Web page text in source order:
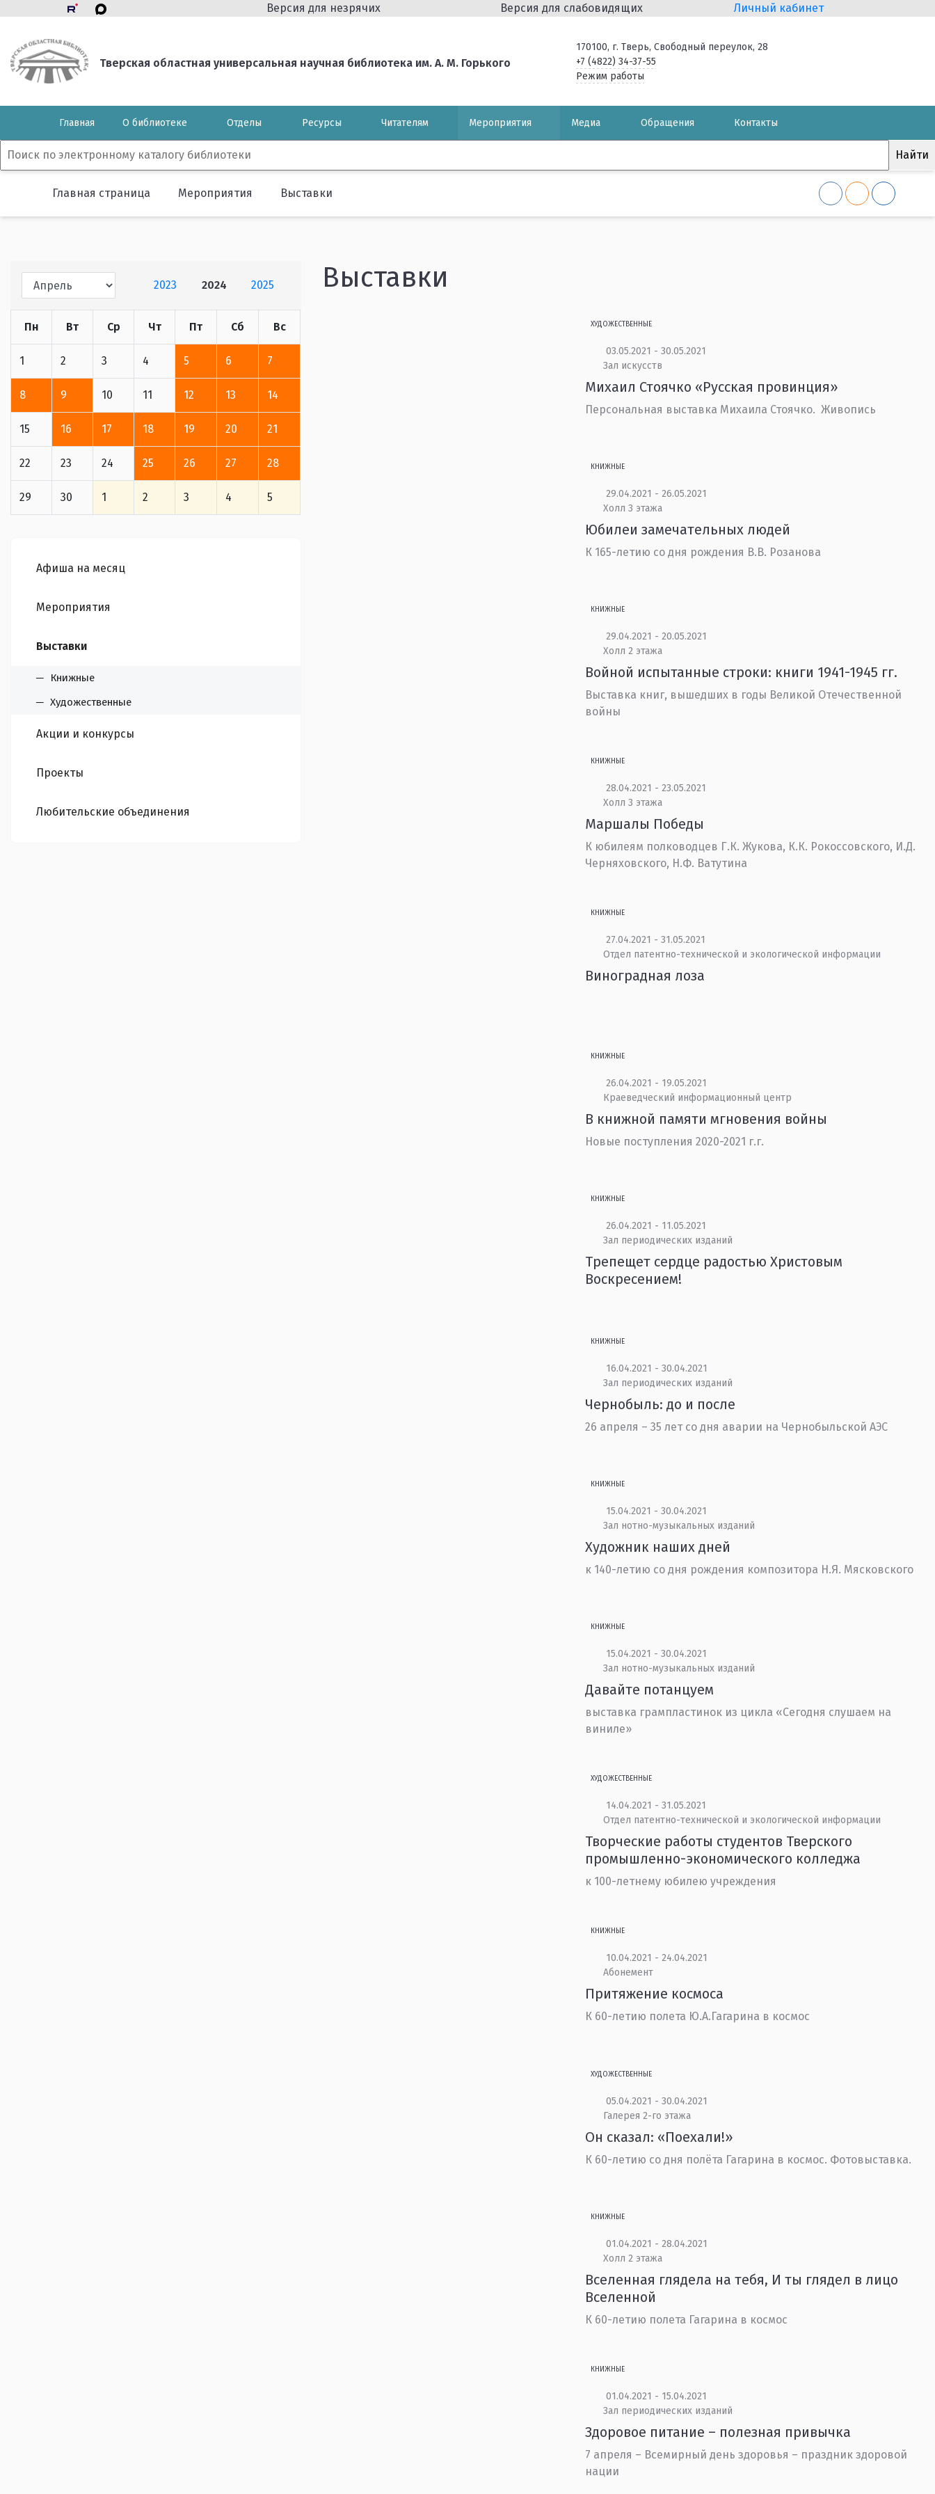
Версия для незрячих Версия для слабовидящих Личный кабинет
Тверская областная универсальная научная библиотека им. А. М. Горького
170100, г. Тверь, Свободный переулок, 28
+7 (4822) 34-37-55
Режим работы
Главная О библиотеке Отделы Ресурсы Читателям Мероприятия Медиа Обращения Контакты
Главная страница Мероприятия Выставки
2023 2024 2025
Пн Вт Ср Чт Пт Сб Вс
1 2 3 4 5 6 7
8 9 10 11 12 13 14
15 16 17 18 19 20 21
22 23 24 25 26 27 28
29 30 1 2 3 4 5
Афиша на месяц
Мероприятия
Выставки
Книжные
Художественные
Акции и конкурсы
Проекты
Любительские объединения
Выставки
ХУДОЖЕСТВЕННЫЕ
03.05.2021 - 30.05.2021
Зал искусств
Михаил Стоячко «Русская провинция»
Персональная выставка Михаила Стоячко. Живопись
КНИЖНЫЕ
29.04.2021 - 26.05.2021
Холл 3 этажа
Юбилеи замечательных людей
К 165-летию со дня рождения В.В. Розанова
КНИЖНЫЕ
29.04.2021 - 20.05.2021
Холл 2 этажа
Войной испытанные строки: книги 1941-1945 гг.
Выставка книг, вышедших в годы Великой Отечественной
войны
КНИЖНЫЕ
28.04.2021 - 23.05.2021
Холл 3 этажа
Маршалы Победы
К юбилеям полководцев Г.К. Жукова, К.К. Рокоссовского, И.Д.
Черняховского, Н.Ф. Ватутина
КНИЖНЫЕ
27.04.2021 - 31.05.2021
Отдел патентно-технической и экологической информации
Виноградная лоза
КНИЖНЫЕ
26.04.2021 - 19.05.2021
Краеведческий информационный центр
В книжной памяти мгновения войны
Новые поступления 2020-2021 г.г.
КНИЖНЫЕ
26.04.2021 - 11.05.2021
Зал периодических изданий
Трепещет сердце радостью Христовым
Воскресением!
КНИЖНЫЕ
16.04.2021 - 30.04.2021
Зал периодических изданий
Чернобыль: до и после
26 апреля – 35 лет со дня аварии на Чернобыльской АЭС
КНИЖНЫЕ
15.04.2021 - 30.04.2021
Зал нотно-музыкальных изданий
Художник наших дней
к 140-летию со дня рождения композитора Н.Я. Мясковского
КНИЖНЫЕ
15.04.2021 - 30.04.2021
Зал нотно-музыкальных изданий
Давайте потанцуем
выставка грампластинок из цикла «Сегодня слушаем на
виниле»
ХУДОЖЕСТВЕННЫЕ
14.04.2021 - 31.05.2021
Отдел патентно-технической и экологической информации
Творческие работы студентов Тверского
промышленно-экономического колледжа
к 100-летнему юбилею учреждения
КНИЖНЫЕ
10.04.2021 - 24.04.2021
Абонемент
Притяжение космоса
К 60-летию полета Ю.А.Гагарина в космос
ХУДОЖЕСТВЕННЫЕ
05.04.2021 - 30.04.2021
Галерея 2-го этажа
Он сказал: «Поехали!»
К 60-летию со дня полёта Гагарина в космос. Фотовыставка.
КНИЖНЫЕ
01.04.2021 - 28.04.2021
Холл 2 этажа
Вселенная глядела на тебя, И ты глядел в лицо
Вселенной
К 60-летию полета Гагарина в космос
КНИЖНЫЕ
01.04.2021 - 15.04.2021
Зал периодических изданий
Здоровое питание – полезная привычка
7 апреля – Всемирный день здоровья – праздник здоровой
нации